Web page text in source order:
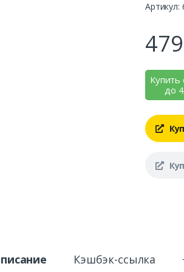
Артикул:
Купить
до
Кэшбэк-ссылка